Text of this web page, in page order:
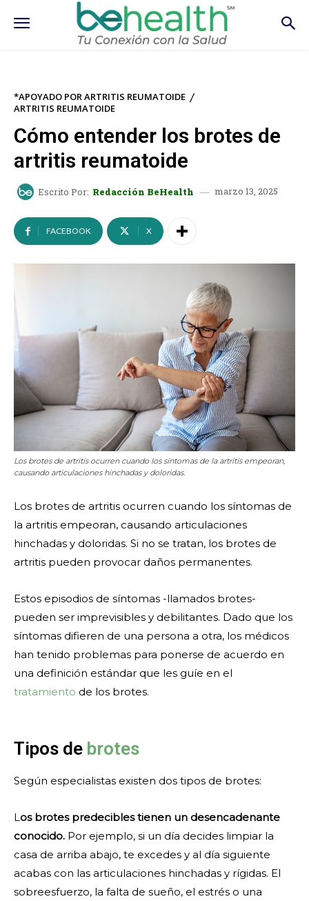
*APOYADO POR ARTRITIS REUMATOIDE
ARTRITIS REUMATOIDE
Cómo entender los brotes de
artritis reumatoide
Escrito Por: Redacción BeHealth marzo 13, 2025
FACEBOOK X
Los brotes de artritis ocurren cuando los síntomas de la artritis empeoran,
causando articulaciones hinchadas y doloridas.
Los brotes de artritis ocurren cuando los síntomas de
la artritis empeoran, causando articulaciones
hinchadas y doloridas. Si no se tratan, los brotes de
artritis pueden provocar daños permanentes.
Estos episodios de síntomas -llamados brotes-
pueden ser imprevisibles y debilitantes. Dado que los
síntomas difieren de una persona a otra, los médicos
han tenido problemas para ponerse de acuerdo en
una definición estándar que les guíe en el
tratamiento de los brotes.
Tipos de brotes
Según especialistas existen dos tipos de brotes:
Los brotes predecibles tienen un desencadenante
conocido. Por ejemplo, si un día decides limpiar la
casa de arriba abajo, te excedes y al día siguiente
acabas con las articulaciones hinchadas y rígidas. El
sobreesfuerzo, la falta de sueño, el estrés o una